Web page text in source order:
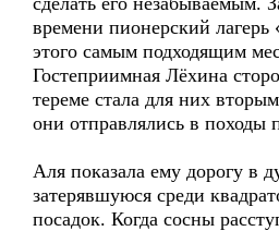
времени пионерский
этого самым подходящим
Гостеприимная Лёхина
тереме стала для них
они отправлялись в походы
Аля показала ему дорогу в
затерявшуюся среди
посадок. Когда сосны